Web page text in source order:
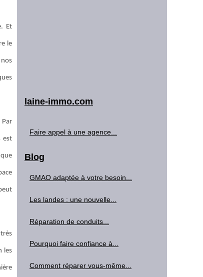
Et
le
est
les
laine-immo.com
Faire appel à une agence...
Blog
GMAO adaptée à votre besoin...
Les landes : une nouvelle...
Réparation de conduits...
Pourquoi faire confiance à...
Comment réparer vous-même...